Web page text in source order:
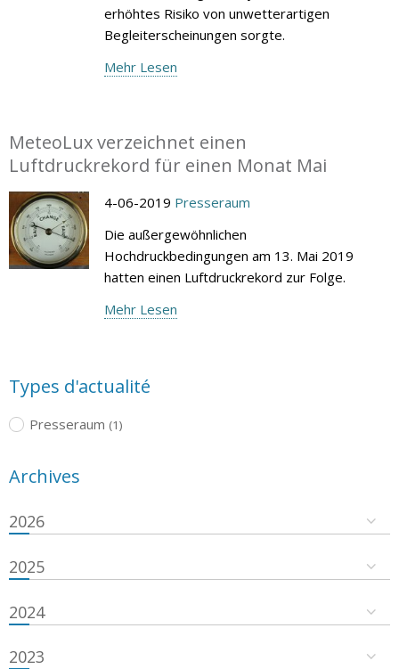
erhöhtes Risiko von unwetterartigen
Begleiterscheinungen sorgte.
Mehr Lesen
MeteoLux verzeichnet einen
Luftdruckrekord für einen Monat Mai
4-06-2019 Presseraum
Die außergewöhnlichen
Hochdruckbedingungen am 13. Mai 2019
hatten einen Luftdruckrekord zur Folge.
Mehr Lesen
Types d'actualité
Presseraum (1)
Archives
2026
2025
2024
2023